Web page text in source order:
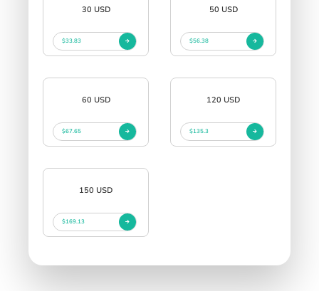
30 USD
$33.83
50 USD
$56.38
60 USD
$67.65
120 USD
$135.3
150 USD
$169.13